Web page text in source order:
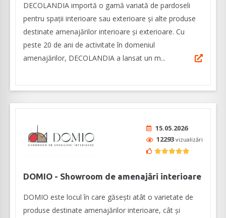
DECOLANDIA importă o gamă variată de pardoseli
pentru spații interioare sau exterioare și alte produse
destinate amenajărilor interioare și exterioare. Cu
peste 20 de ani de activitate în domeniul
amenajărilor, DECOLANDIA a lansat un m...
15.05.2026
12293 vizualizări
DOMIO - Showroom de amenajări interioare
DOMIO este locul în care găsești atât o varietate de
produse destinate amenajărilor interioare, cât şi